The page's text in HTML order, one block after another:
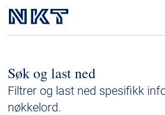
Høyspenningskabelløsninger
Kabelservice
Søk og last ned
Filtrer og last ned spesifikk
nøkkelord.